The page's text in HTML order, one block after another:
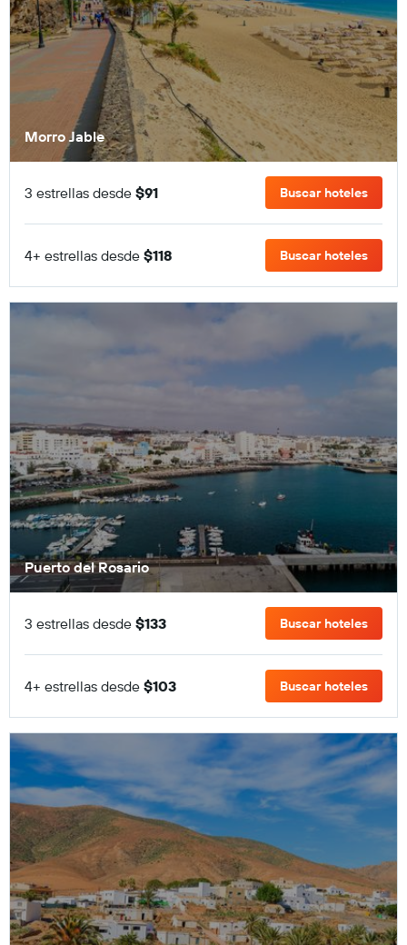
Morro Jable
3 estrellas desde $91 Buscar hoteles
4+ estrellas desde $118 Buscar hoteles
Puerto del Rosario
3 estrellas desde $133 Buscar hoteles
4+ estrellas desde $103 Buscar hoteles